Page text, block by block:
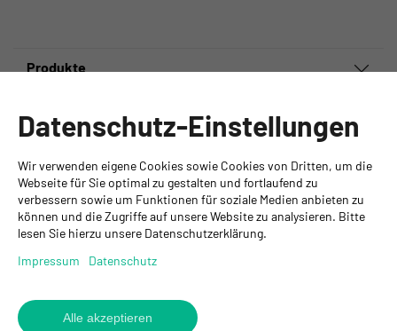
Produkte
GYSO AG
Hauptsitz Kloten
Steinackerstrasse 34
8302 Kloten
+ 41 43 255 55 55
www.gyso.ch
Datenschutz-Einstellungen
Wir verwenden eigene Cookies sowie Cookies von Dritten, um die
Webseite für Sie optimal zu gestalten und fortlaufend zu
verbessern sowie um Funktionen für soziale Medien anbieten zu
können und die Zugriffe auf unsere Website zu analysieren. Bitte
lesen Sie hierzu unsere Datenschutzerklärung.
Impressum
Datenschutz
Alle akzeptieren